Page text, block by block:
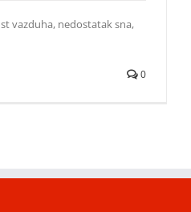
vazduha, nedostatak sna,
0